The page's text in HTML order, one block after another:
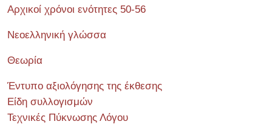
Αρχικοί χρόνοι ενότητες 50-56
Νεοελληνική γλώσσα
Θεωρία
Έντυπο αξιολόγησης της έκθεσης
Είδη συλλογισμών
Τεχνικές Πύκνωσης Λόγου